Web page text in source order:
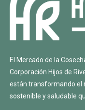
El Mercado de la
Corporación Hijos de
están transformando el
sostenible y saludable